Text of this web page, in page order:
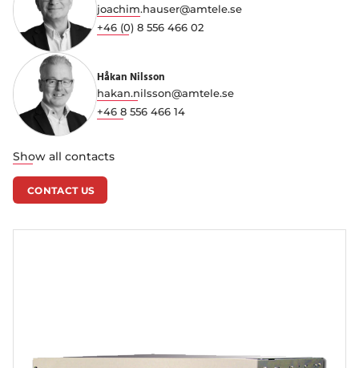
joachim.hauser@amtele.se
+46 (0) 8 556 466 02
Håkan Nilsson
hakan.nilsson@amtele.se
+46 8 556 466 14
Show all contacts
CONTACT US